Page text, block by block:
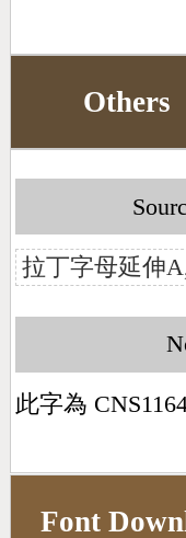
Others
拉丁字母延伸
此字為
Font